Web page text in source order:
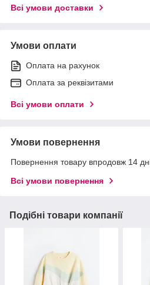
Всі умови доставки
Умови оплати
Оплата на рахунок
Оплата за реквізитами
Всі умови оплати
Умови повернення
Повернення товару впродовж 14
Всі умови повернення
Подібні товари компанії